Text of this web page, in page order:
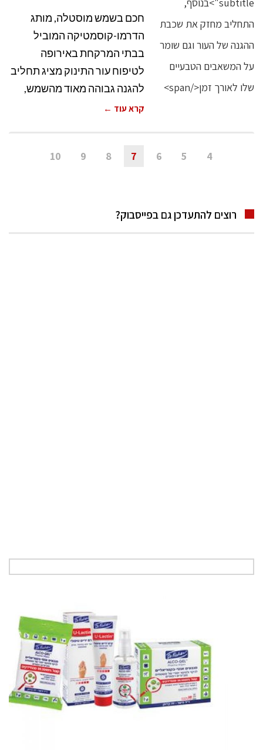
חכם בשמש מוסטלה, מותג
הדרמו-קוסמטיקה המוביל
בבתי המרקחת באירופה
לטיפוח עור התינוק מציג תחליב
להגנה גבוהה מאוד מהשמש,
קרא עוד ←
4
5
6
7
8
9
10
רוצים להתעדכן גם בפייסבוק?